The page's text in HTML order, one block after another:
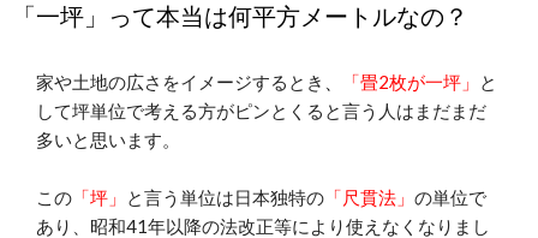
「一坪」って本当は何平方メートルなの？
家や土地の広さをイメージするとき 「畳2枚が一坪」
と
して坪単位で考える方がピンとくると言う人はまだまだ
多いと思います。
この 「坪」 と言う単位は日本独特の 「尺貫法」 の単位で
あり、昭和41年以降の法改正等により使えなくなりまし